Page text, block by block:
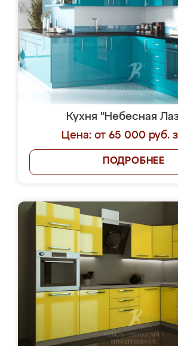
Кухня "Небесная
Цена: от 65 000 руб.
ПОДРОБНЕЕ